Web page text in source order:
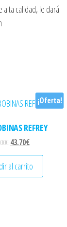
alta calidad, le dará
¡Oferta!
REFREY
€ El precio original era:
43.70€El precio
al carrito